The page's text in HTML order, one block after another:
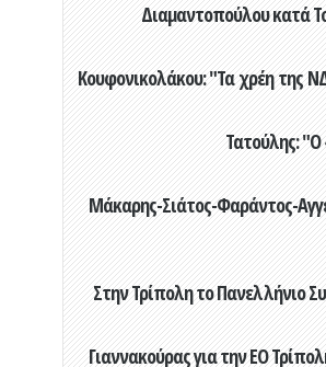
Διαμαντοπούλου κατά
Κουφονικολάκου: "Τα χρέη της
Τατούλης: "Ο
Μάκαρης-Σιάτος-Φαράντος-
Στην Τρίπολη το Πανελλήνιο
Γιαννακούρας για την EO